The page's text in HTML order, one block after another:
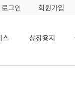
로그인 회원가입
스 상장용지